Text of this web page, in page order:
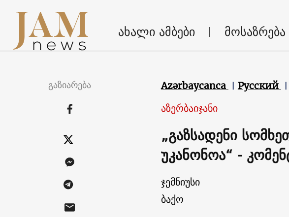
ახალი ამბები მოსაზრება
გაზიარება Azərbaycanca Русский
აზერბაიჯანი
„გაზსადენი
უკანონოა“ -
ჯემნიუსი
ბაქო